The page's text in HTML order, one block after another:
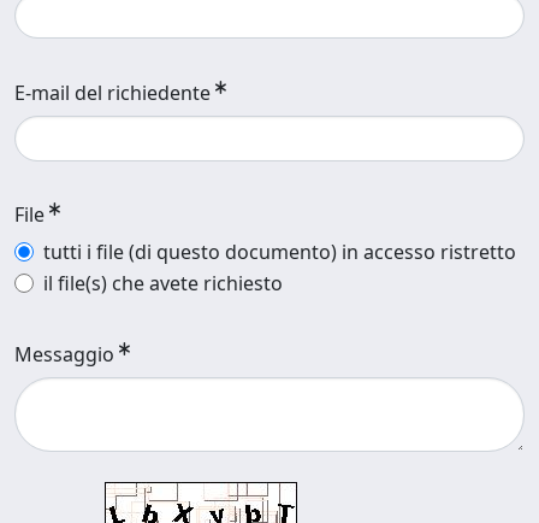
E-mail del richiedente
File
tutti i file (di questo documento) in accesso ristretto
il file(s) che avete richiesto
Messaggio